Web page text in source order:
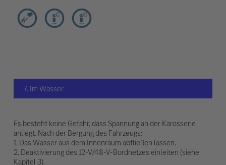
7. Im Wasser
Es besteht keine Gefahr, dass Spannung an der Karosserie
anliegt. Nach der Bergung des Fahrzeugs:
1. Das Wasser aus dem Innenraum abfließen lassen.
2. Deaktivierung des 12-V/48-V-Bordnetzes einleiten (siehe
Kapitel 3).